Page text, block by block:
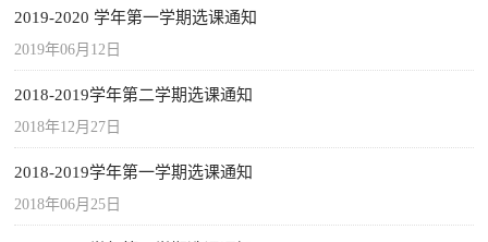
2019-2020 学年第一学期选课通知
2019年06月12日
2018-2019学年第二学期选课通知
2018年12月27日
2018-2019学年第一学期选课通知
2018年06月25日